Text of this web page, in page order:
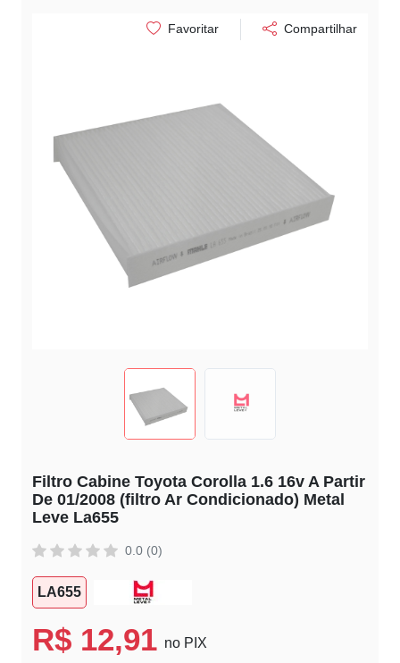
Favoritar Compartilhar
Filtro Cabine Toyota Corolla 1.6 16v A Partir
De 01/2008 (filtro Ar Condicionado) Metal
Leve La655
0.0 (0)
LA655
R$ 12,91 no PIX